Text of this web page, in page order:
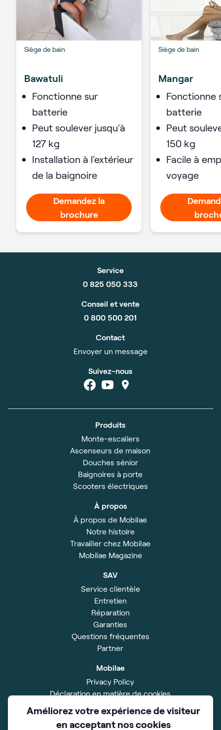
Siège de bain
Bawatuli
Fonctionne sur
batterie
Peut soulever jusqu'à
127 kg
Installation à l'extérieur
de la baignoire
Demandez la
brochure
Siège de bain
Mangar
Fonctionne
batterie
Peut
150 kg
Facile à
voyage
Service
0 825 050 333
Conseil et vente
0 800 500 201
Contact
Envoyer un message
Suivez-nous
Produits
Monte-escaliers
Ascenseurs de maison
Douches sénior
Baignoires à porte
Scooters électriques
À propos
À propos de Mobilae
Notre histoire
Travailler chez Mobilae
Mobilae Magazine
SAV
Service clientèle
Entretien
Réparation
Garanties
Questions fréquentes
Partner
Mobilae
Privacy Policy
Déclaration en matière de cookies
Impressum
Améliorez votre expérience de visiteur
en acceptant nos cookies